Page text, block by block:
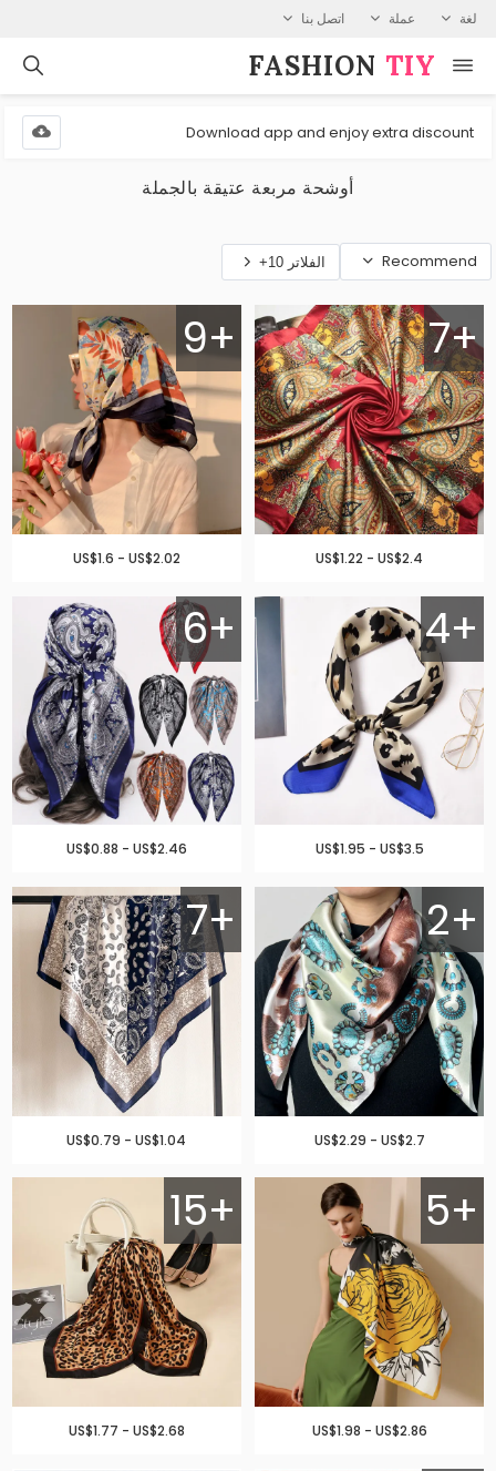
لغة عملة اتصل بنا
FASHION⁠ TIY
Download app and enjoy extra discount
أوشحة مربعة عتيقة بالجملة
Recommend الفلاتر 10+
7+
US$1.22 - US$2.4
9+
US$1.6 - US$2.02
4+
US$1.95 - US$3.5
6+
US$0.88 - US$2.46
2+
US$2.29 - US$2.7
7+
US$0.79 - US$1.04
5+
US$1.98 - US$2.86
15+
US$1.77 - US$2.68